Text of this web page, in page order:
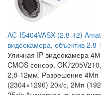
AC-IS404VASX (2.8-12)
видеокамера, объектив
Уличная IP видеокамера
CMOS сенсор,
2,8-12мм. Разрешение 4Мп
(2304×1296) 20к/с, 2Мп